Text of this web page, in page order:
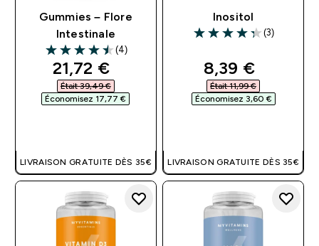
Gummies – Flore
Intestinale
4.5 out of 5 stars
(4)
discounted price
21,72 €‎
Était 39,49 €‎
Économisez 17,77 €‎
LIVRAISON GRATUITE DÈS 35€
Inositol
4.33 out of 5 stars
(3)
discounted
8,39 €‎
Était 11,99 €‎
Économisez 3,60 €‎
LIVRAISON GRATUITE DÈS 35€